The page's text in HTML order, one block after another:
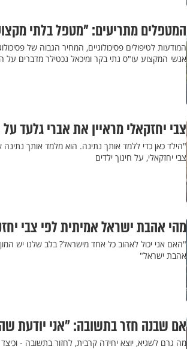
המטפלים מתריעים: "מטפל בלתי
המודעות לטיפולים פסיכולוגיים, המחיר הגבוה של
אנשי המקצוע עו"ס נתי בקר ומיכאל נכטילר מדברים על
צבי יחזקאלי מראיין את אברי גלעד על
"הילד כאן כדי ללמד אותך נתינה. הוא מלמד אותך
צבי יחזקאלי, על חינוך ילדים
מהי אהבת ישראל אמיתית לפי צבי
"האם אני יכול לאהוב כל אחד מישראל? בלב שלנו יש
אהבת ישראל"
אם שבנה חזר בתשובה: "אני יודעת
מה גרם לשגיא, יוצא יחידה קרבית, לחזור בתשובה -